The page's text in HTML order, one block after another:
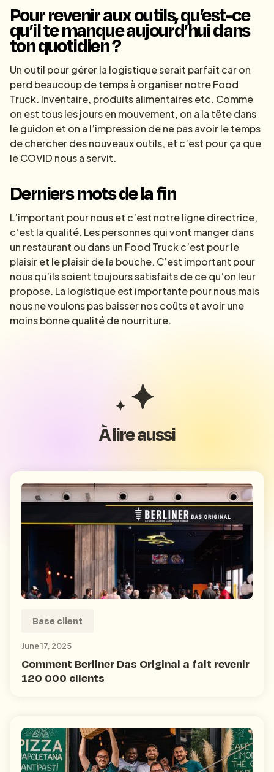
Pour revenir aux outils, qu’est-ce
qu’il te manque aujourd’hui dans
ton quotidien ?
Un outil pour gérer la logistique serait parfait car on
perd beaucoup de temps à organiser notre Food
Truck. Inventaire, produits alimentaires etc. Comme
on est tous les jours en mouvement, on a la tête dans
le guidon et on a l’impression de ne pas avoir le temps
de chercher des nouveaux outils, et c’est pour ça que
le COVID nous a servit.
Derniers mots de la fin
L’important pour nous et c’est notre ligne directrice,
c’est la qualité. Les personnes qui vont manger dans
un restaurant ou dans un Food Truck c’est pour le
plaisir et le plaisir de la bouche. C’est important pour
nous qu’ils soient toujours satisfaits de ce qu’on leur
propose. La logistique est importante pour nous mais
nous ne voulons pas baisser nos coûts et avoir une
moins bonne qualité de nourriture.
À lire aussi
Base client
June 17, 2025
Comment Berliner Das Original a fait revenir
120 000 clients